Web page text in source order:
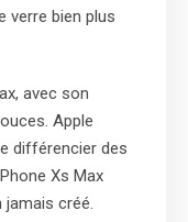
verre bien plus
avec son
Apple
différencier des
Xs Max
créé.